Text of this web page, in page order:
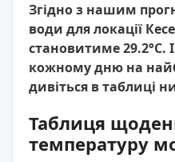
Згідно з нашим
води для локації
становитиме 29.2°C.
кожному дню на
дивіться в таблиці
Таблиця
температуру